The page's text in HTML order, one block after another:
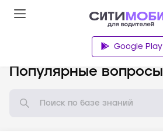
Google Play
Популярные вопросы